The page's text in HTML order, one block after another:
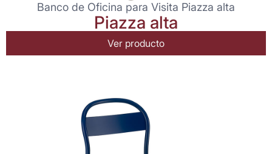
Banco de Oficina para Visita Piazza alta
Piazza alta
Ver producto